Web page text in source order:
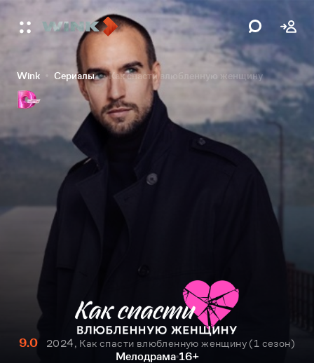
Wink Сериалы Как спасти влюбленную женщину
9.0 2024, Как спасти влюбленную женщину
1 сезон
Мелодрама 16+